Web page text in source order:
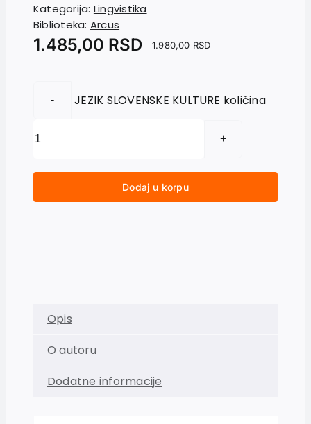
Kategorija: Lingvistika
Biblioteka: Arcus
1.980,00RSD
1.485,00 RSD
JEZIK SLOVENSKE KULTURE količina
Dodaj u korpu
Opis
O autoru
Dodatne informacije